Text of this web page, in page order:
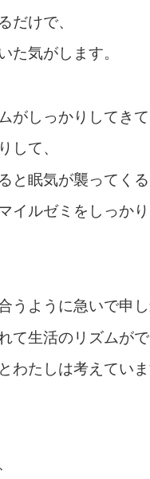
だけで、
た気がします。
がしっかりしてき
して、
と眠気が襲ってく
イルゼミをしっか
うように急いで申
て生活のリズムが
わたしは考えてい